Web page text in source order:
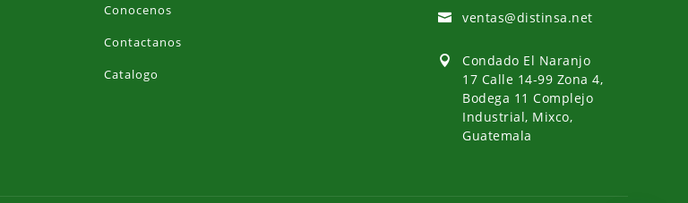
Conocenos
Contactanos
Catalogo
 ventas@distinsa.net

Condado El Naranjo
17 Calle 14-99 Zona 4,
Bodega 11 Complejo
Industrial, Mixco,
Guatemala